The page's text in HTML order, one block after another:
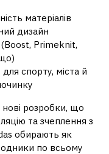
матеріалів
дизайн
(Boost, Primeknit,
спорту, міста й
розробки, що
та зчеплення з
обирають як
по всьому